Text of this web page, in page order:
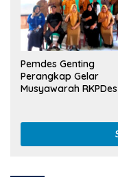
Pemdes Genting
Perangkap Gelar
Musyawarah RKPDes